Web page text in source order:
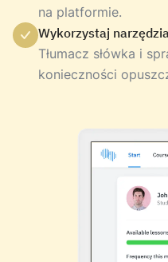
na platformie.
Wykorzystaj
Tłumacz słówka i
konieczności